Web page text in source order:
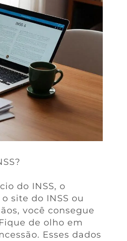
do INSS, o
site do INSS ou
você consegue
de olho em
Esses dados